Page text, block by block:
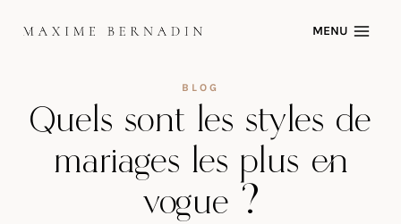
MENU
BLOG
Quels sont les styles de
mariages les plus en
vogue ?